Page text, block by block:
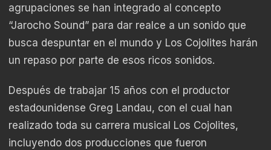
agrupaciones se han integrado al concepto
“Jarocho Sound” para dar realce a un sonido que
busca despuntar en el mundo y Los Cojolites harán
un repaso por parte de esos ricos sonidos.
Después de trabajar 15 años con el productor
estadounidense Greg Landau, con el cual han
realizado toda su carrera musical Los Cojolites,
incluyendo dos producciones que fueron